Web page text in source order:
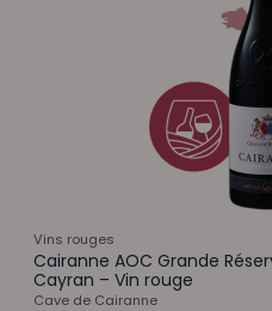
Vins rouges
Cairanne AOC Grande
Cayran – Vin rouge
Cave de Cairanne